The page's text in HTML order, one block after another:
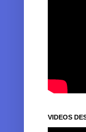
VIDEOS